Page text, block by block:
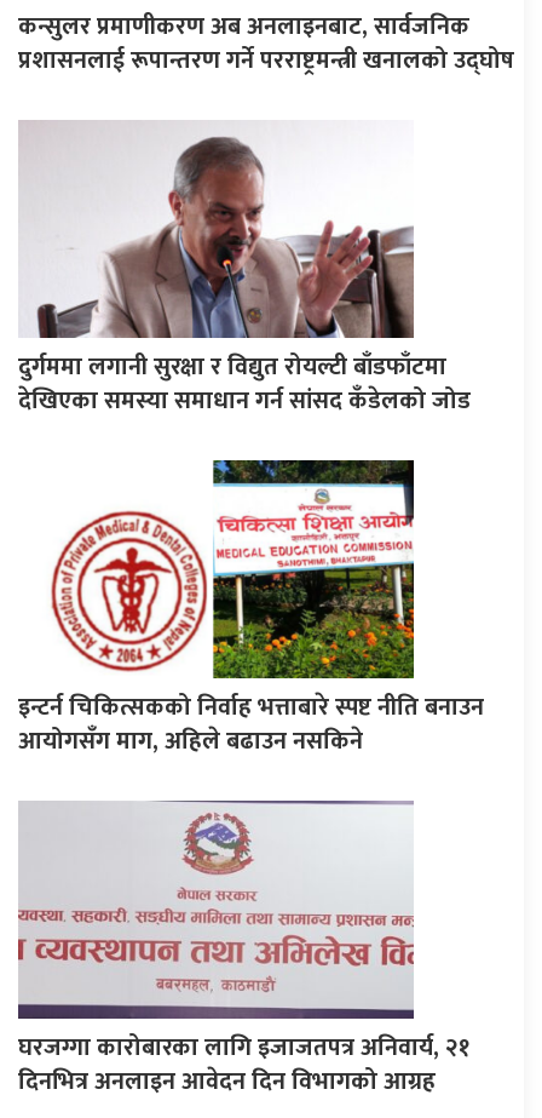
कन्सुलर प्रमाणीकरण अब अनलाइनबाट, सार्वजनिक
प्रशासनलाई रूपान्तरण गर्ने परराष्ट्रमन्त्री खनालको उद्घोष
दुर्गममा लगानी सुरक्षा र विद्युत रोयल्टी बाँडफाँटमा
देखिएका समस्या समाधान गर्न सांसद कँडेलको जोड
इन्टर्न चिकित्सकको निर्वाह भत्ताबारे स्पष्ट नीति बनाउन
आयोगसँग माग, अहिले बढाउन नसकिने
घरजग्गा कारोबारका लागि इजाजतपत्र अनिवार्य, २१
दिनभित्र अनलाइन आवेदन दिन विभागको आग्रह